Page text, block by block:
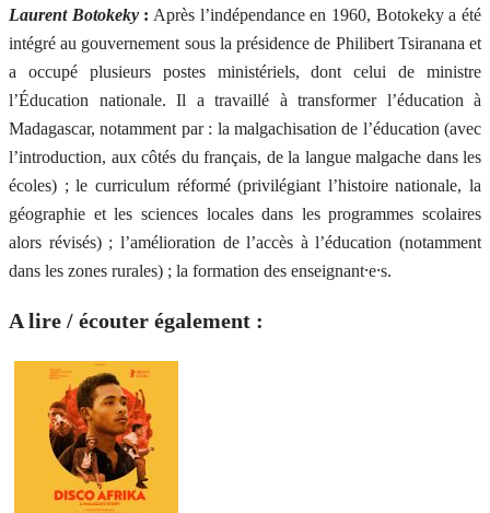
Laurent Botokeky: Après l’indépendance en 1960, Botokeky a été
intégré au gouvernement sous la présidence de Philibert Tsiranana et
a occupé plusieurs postes ministériels, dont celui de ministre
l’Éducation nationale. Il a travaillé à transformer l’éducation à
Madagascar, notamment par : la malgachisation de l’éducation (avec
l’introduction, aux côtés du français, de la langue malgache dans les
écoles) ; le curriculum réformé (privilégiant l’histoire nationale, la
géographie et les sciences locales dans les programmes scolaires
alors révisés) ; l’amélioration de l’accès à l’éducation (notamment
dans les zones rurales) ; la formation des enseignant⸱e⸱s.
A lire / écouter également :